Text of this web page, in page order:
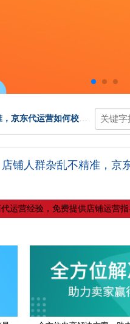
东代运营如何校正标签
店铺人群杂乱不精准，京
运营经验，免费提供店铺运营